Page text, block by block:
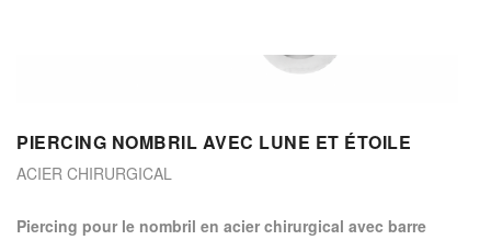
PIERCING NOMBRIL AVEC LUNE ET ÉTOILE
ACIER CHIRURGICAL
piercing pour le nombril en acier chirurgical avec barre